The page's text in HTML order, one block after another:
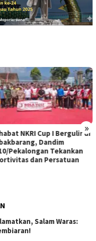
»
NKRI Cup I Bergulir di
Dandim
Pekalongan Tekankan
dan Persatuan
Salam Waras: